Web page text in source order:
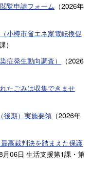
覧申請フォーム （2026年
小樽市省エネ家電転換促
）
症発生動向調査）
（2026
たごみは収集できませ
後期）実施要領 （2026年
高裁判決を踏まえた保護
月06日 生活支援第1課・第